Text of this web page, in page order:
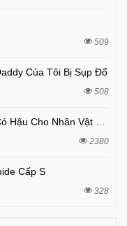
509
Của Tôi Bị Sụp Đổ
508
2380
Cấp S
328